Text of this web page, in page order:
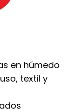
en húmedo
textil y